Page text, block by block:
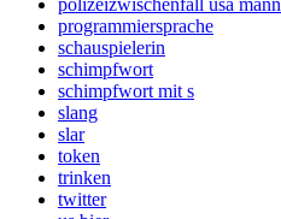
programmiersprache
schauspielerin
schimpfwort
schimpfwort mit s
slang
slar
token
trinken
twitter